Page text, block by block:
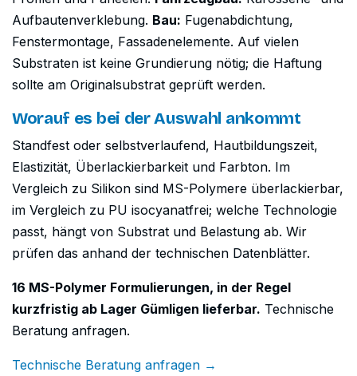
Aufbautenverklebung. Bau: Fugenabdichtung,
Fenstermontage, Fassadenelemente. Auf vielen
Substraten ist keine Grundierung nötig; die Haftung
sollte am Originalsubstrat geprüft werden.
Worauf es bei der Auswahl ankommt
Standfest oder selbstverlaufend, Hautbildungszeit,
Elastizität, Überlackierbarkeit und Farbton. Im
Vergleich zu Silikon sind MS-Polymere überlackierbar,
im Vergleich zu PU isocyanatfrei; welche Technologie
passt, hängt von Substrat und Belastung ab. Wir
prüfen das anhand der technischen Datenblätter.
16 MS-Polymer Formulierungen, in der Regel
kurzfristig ab Lager Gümligen lieferbar. Technische
Beratung anfragen.
Technische Beratung anfragen →